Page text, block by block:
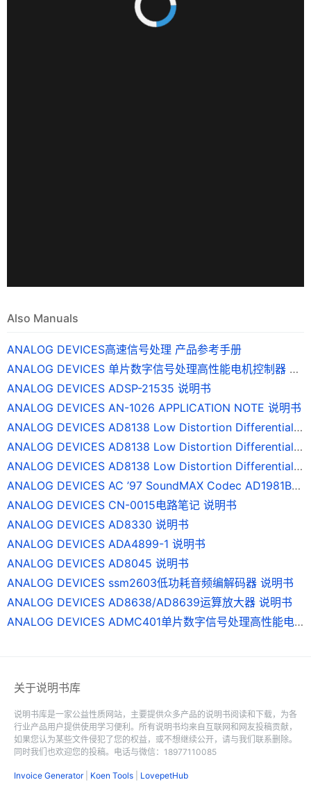
Also Manuals
ANALOG DEVICES高速信号处理 产品参考手册
ANALOG DEVICES 单片数字信号处理高性能电机控制器 ADMC401 说明书
ANALOG DEVICES ADSP-21535 说明书
ANALOG DEVICES AN-1026 APPLICATION NOTE 说明书
ANALOG DEVICES AD8138 Low Distortion Differential ADC Driver 说明书(1)
ANALOG DEVICES AD8138 Low Distortion Differential ADC Driver 说明书(1)(1)
ANALOG DEVICES AD8138 Low Distortion Differential ADC Driver 说明书(2)
ANALOG DEVICES AC ’97 SoundMAX Codec AD1981BL 说明书
ANALOG DEVICES CN-0015电路笔记 说明书
ANALOG DEVICES AD8330 说明书
ANALOG DEVICES ADA4899-1 说明书
ANALOG DEVICES AD8045 说明书
ANALOG DEVICES ssm2603低功耗音频编解码器 说明书
ANALOG DEVICES AD8638/AD8639运算放大器 说明书
ANALOG DEVICES ADMC401单片数字信号处理高性能电机控制器 说明书
关于说明书库
说明书库是一家公益性质网站，主要提供众多产品的说明书阅读和下载，为各
行业产品用户提供使用学习便利。所有说明书均来自互联网和网友投稿贡献，
如果您认为某些文件侵犯了您的权益，或不想继续公开，请与我们联系删除。
同时我们也欢迎您的投稿。电话与微信：18977110085
Invoice Generator| Koen Tools LovepetHub